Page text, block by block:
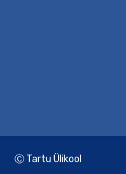
Ⓒ Tartu Ülikool